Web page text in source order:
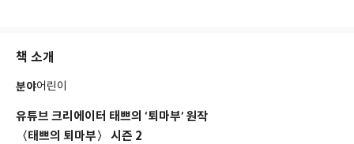
책 소개
분야어린이
유튜브 크리에이터 태쁘의 ‘퇴마부’ 원작
〈태쁘의 퇴마부〉 시즌 2